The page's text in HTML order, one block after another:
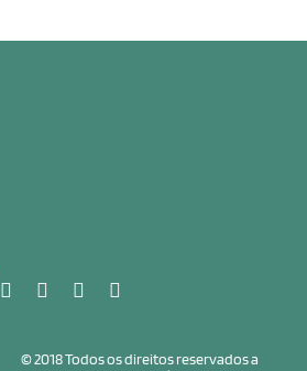
© 2018 Todos os direitos reservados a